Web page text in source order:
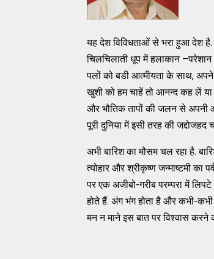
यह देश विविधताओं से भरा हुआ देश है.
चिलचिलाती धूप में हलाकान
पलों को बडी आत्मीयता के साथ,
खुशी को हम चाहें तो आनन्द कह लें या
और भौतिक तापों की जलन से अपनी
पूरी दुनिया में इसी तरह की जद्दोजहद
अभी बारिश का मौसम चल रहा है.
त्योहार और श्रीकृष्ण जन्माष्टमी का
पर एक अजीबो-गरीब परम्परा में
होते हैं. अंग भंग होता है और कभी-कभी
मन न माने इस बात पर विश्वास